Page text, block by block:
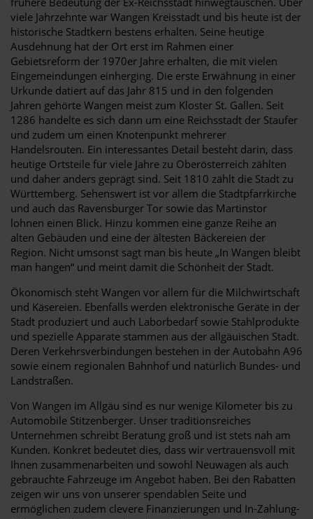
viele Jahrzehnte war Wangen Kreisstadt und bis heute ist der
historische Stadtkern bestens erhalten. Seine heutige
Ausdehnung hat der Ort erst im Rahmen einer
Gebietsreform der 1970er Jahre erhalten, die mit vielen
Eingemeindungen einherging. Die erste Erwähnung in einer
Urkunde datiert auf das Jahr 815 und in den folgenden
Jahren gehörte Wangen meist zum Kloster St. Gallen. Seit
1286 handelte es sich dann um eine Reichsstadt der Staufer
und zudem um einen Knotenpunkt mehrerer
Handelsrouten. Ein interessantes Detail besteht darin, dass
heutige Ortsteile für viele Jahre zu Oberösterreich zählten
und daher anders geprägt sind. Seit 1810 zählt die Stadt zu
Württemberg. Sehenswert ist vor allem die Stadtpfarrkirche
und auch das Ravensburger Tor sowie das Martinstor
lohnen einen Blick. Hinzu kommen eine ganze Reihe an
alten Gebäuden und eine der ältesten Bäckereien der
Region. Nicht umsonst sagt man bis heute „In Wangen bleibt
man hangen“ und meint damit die Schönheit der Stadt.
Ökonomisch steht Wangen vor allem für die Milchwirtschaft
und Käsereien. Ebenfalls werden elektronische Geräte in der
Stadt produziert und auch Laborbedarf sowie Stahlprodukte
und spezielle Apparate stammen aus der allgäuischen Stadt.
Deren Verkehrsverbindungen bestehen in der Autobahn A96
sowie einem regionalen Bahnhof und natürlich Bundes- und
Landstraßen.
Von Wangen im Allgäu sind es nur wenige Kilometer bis zu
Automobile Stitzenberger. Unser traditionsreiches
Unternehmen schreibt Beratung groß und ist stets nah am
Kunden. Konkret bedeutet dies, dass wir vertrauensvoll mit
Ihnen zusammenarbeiten und sowohl Neuwagen als auch
gebrauchte Fahrzeuge im Angebot haben. Bei den Rabatten
zeigen wir uns von unserer spendablen Seite und
ermöglichen zudem clevere Finanzierungen und In-Zahlung-